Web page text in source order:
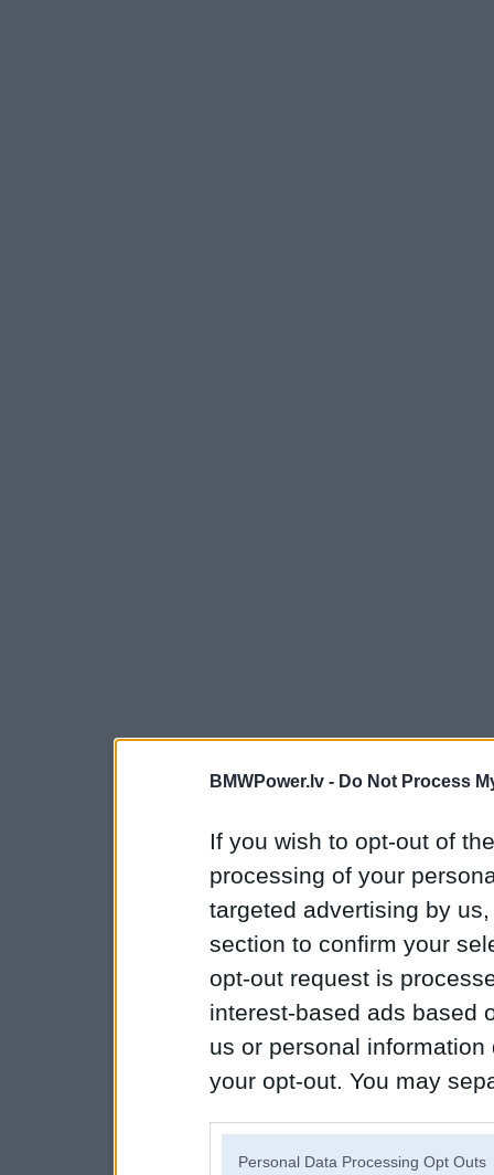
BMWPower.lv - Do Not Process
If you wish to opt-out of
processing of your
targeted advertising by
section to confirm your
opt-out request is
interest-based ads based
us or personal
your opt-out. You may
Personal Data Processing Opt Outs